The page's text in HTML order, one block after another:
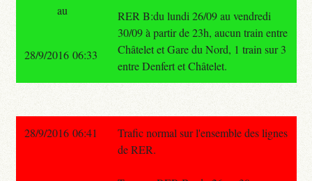
RER B:du lundi 26/09 au vendredi
30/09 à partir de 23h, aucun train entre
Châtelet et Gare du Nord, 1 train sur 3
entre Denfert et Châtelet.
au
28/9/2016 06:33
28/9/2016 06:41
Trafic normal sur l'ensemble des lignes
de RER.